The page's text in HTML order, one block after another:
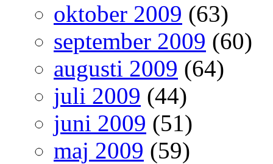
oktober 2009 (63)
september 2009 (60)
augusti 2009 (64)
juli 2009 (44)
juni 2009 (51)
maj 2009 (59)